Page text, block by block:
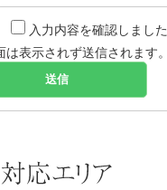
入力内容を確認しました
表示されず送信されます。